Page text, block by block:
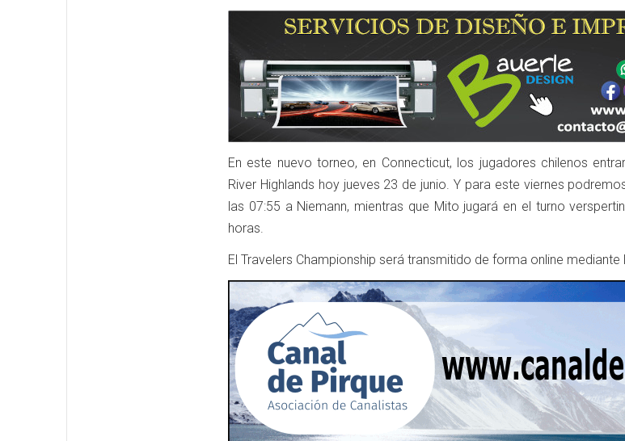
En este nuevo torneo, en Connecticut, los jugadores chilenos
River Highlands hoy jueves 23 de junio. Y para este viernes
las 07:55 a Niemann, mientras que Mito jugará en el turno
horas.
El Travelers Championship será transmitido de forma online mediante